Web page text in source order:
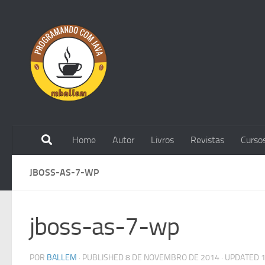
Home Autor Livros Revistas
JBOSS-AS-7-WP
jboss-as-7-wp
POR BALLEM · PUBLISHED 8 DE NOVEMBRO DE 2014 · UPDATED